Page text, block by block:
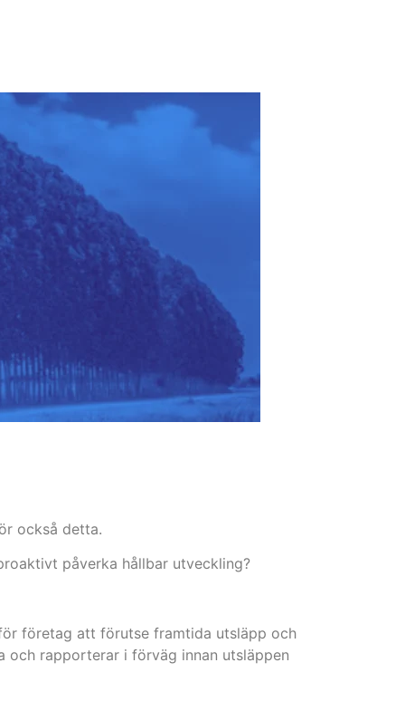
också detta.
påverka hållbar utveckling?
företag att förutse framtida utsläpp och
och rapporterar i förväg innan utsläppen